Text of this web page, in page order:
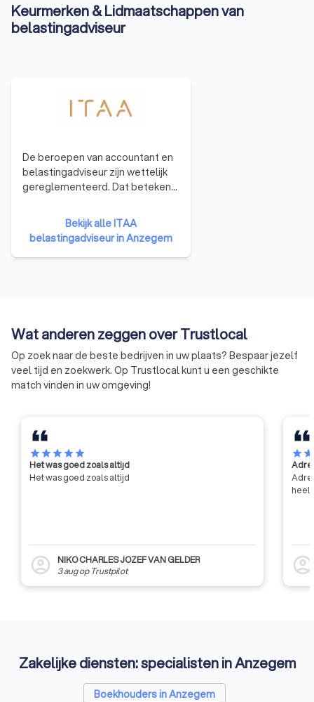
Keurmerken & Lidmaatschappen van
belastingadviseur
De beroepen van accountant en
belastingadviseur zijn wettelijk
gereglementeerd. Dat betekent
uitoefenen, moet worden
ingeschreven in het openbaar
register. Het ITAA beheerd dat
register ziet toe op de toegang
vaardigt normen en
aanbevelingen uit met het oog
op de correcte
beroepsuitoefening.
Bekijk alle ITAA
belastingadviseur in Anzegem
Wat anderen zeggen over Trustlocal
Op zoek naar de beste bedrijven in uw plaats? Bespaar jezelf
veel tijd en zoekwerk. Op Trustlocal kunt u een geschikte
match vinden in uw omgeving!
starstarstarstarstar
Het was goed zoals altijd
Het was goed zoals altijd
account_circle
NIKO CHARLES JOZEF VAN GELDER
3 augop Trustpilot
starstar
heel
account_circle
Zakelijke diensten: specialisten in Anzegem
Boekhouders in Anzegem